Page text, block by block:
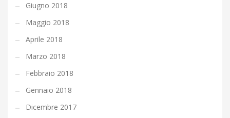
Giugno 2018
Maggio 2018
Aprile 2018
Marzo 2018
Febbraio 2018
Gennaio 2018
Dicembre 2017